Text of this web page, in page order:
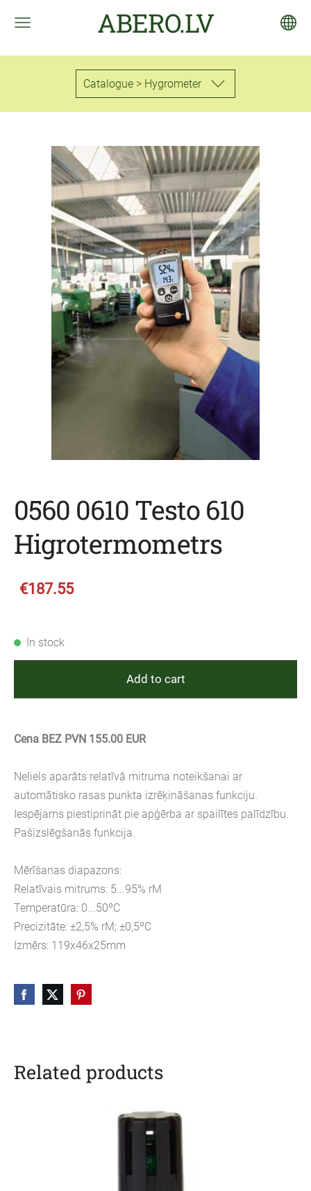
ABERO.LV
Catalogue > Hygrometer
0560 0610 Testo 610
Higrotermometrs
€187.55
In stock
Add to cart
Cena BEZ PVN 155.00 EUR
Neliels aparāts relatīvā mitruma noteikšanai ar
automātisko rasas punkta izrēķināšanas funkciju.
Iespējams piestiprināt pie apģērba ar spailītes palīdzību.
Pašizslēgšanās funkcija.
Mērīšanas diapazons:
Relatīvais mitrums: 5...95% rM
Temperatūra: 0...50ºC
Precizitāte: ±2,5% rM; ±0,5ºC
Izmērs: 119x46x25mm
Related products